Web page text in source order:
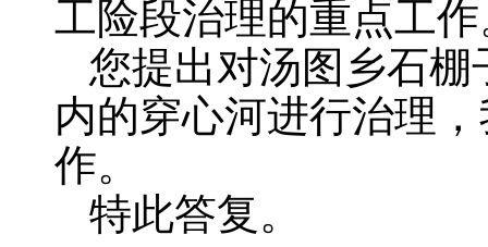
工险段治理的重点工
您提出对汤图乡石
内的穿心河进行治理
作。
特此答复。